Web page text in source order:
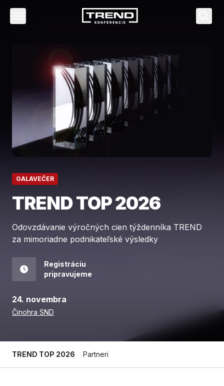
GALAVEČER
TREND TOP 2026
Odovzdávanie výročných cien týždenníka TREND
za mimoriadne podnikateľské výsledky
Registráciu
pripravujeme
24. novembra
Činohra SND
TREND TOP 2026 Partneri